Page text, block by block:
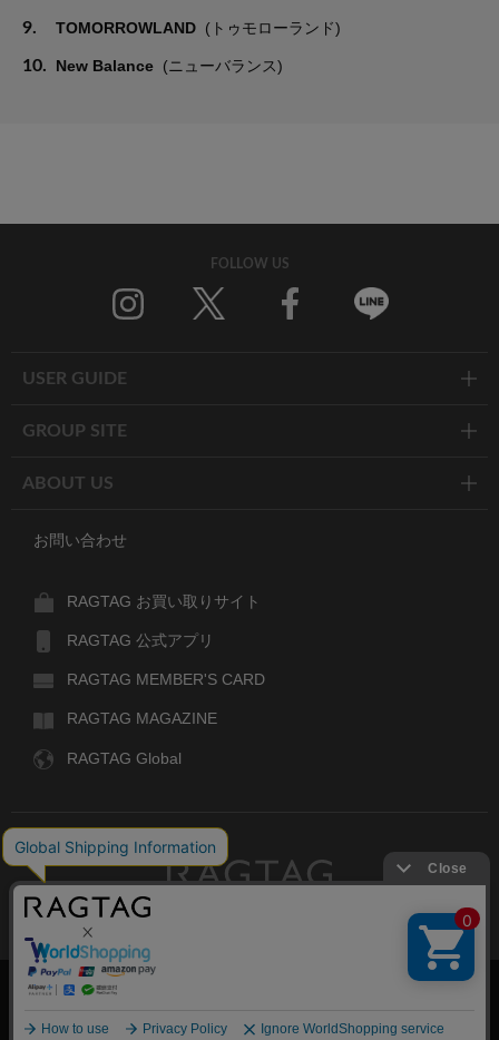
9. TOMORROWLAND (トゥモローランド)
10. New Balance (ニューバランス)
FOLLOW US
USER GUIDE
GROUP SITE
ABOUT US
お問い合わせ
RAGTAG お買い取りサイト
RAGTAG 公式アプリ
RAGTAG MEMBER'S CARD
RAGTAG MAGAZINE
RAGTAG Global
デザイナーズブランドのユーズド・セレクトショップ
COPYRIGHT© TIN PAN ALLEY CO., LTD. ALL RIGHTS RESERVED.